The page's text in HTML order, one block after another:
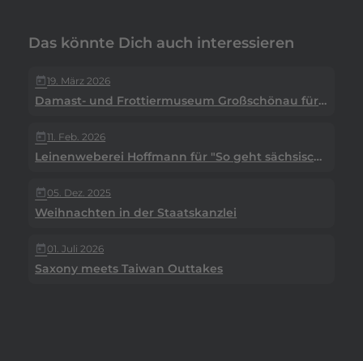
Das könnte Dich auch interessieren
today 19. März 2026
Damast- und Frottiermuseum Großschönau für "So geht sächsisch."
today 11. Feb. 2026
Leinenweberei Hoffmann für "So geht sächsisch."
today 05. Dez. 2025
Weihnachten in der Staatskanzlei
today 01. Juli 2026
Saxony meets Taiwan Outtakes